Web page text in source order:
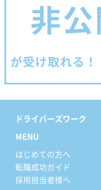
ドライバーズワーク
MENU
はじめての方へ
転職成功ガイド
採用担当者様へ